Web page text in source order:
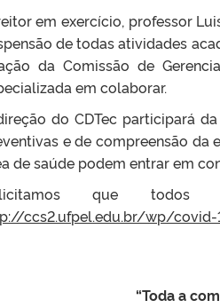
em exercício, professor
de todas atividades
da Comissão de
em colaborar.
do CDTec participará
e de compreensão da
de saúde podem entrar em
que todos
ccs2.ufpel.edu.br/wp/
“Toda a